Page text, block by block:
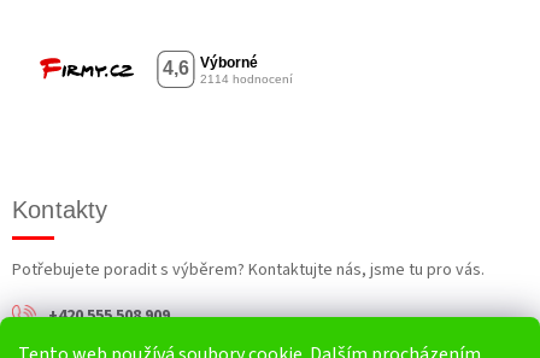
Kontakty
Potřebujete poradit s výběrem? Kontaktujte nás, jsme tu pro vás.
+420 555 508 909